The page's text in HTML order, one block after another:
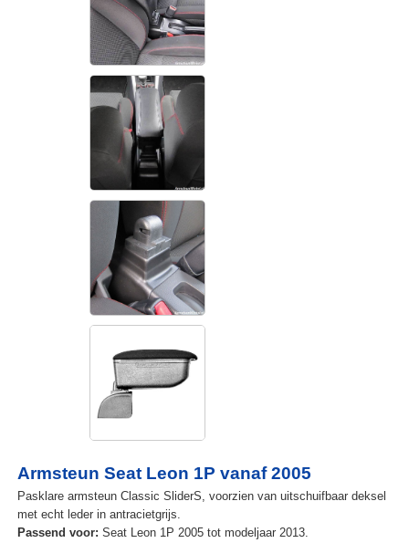
Armsteun Seat Leon 1P vanaf 2005
Pasklare armsteun Classic SliderS, voorzien van uitschuifbaar deksel
met echt leder in antracietgrijs.
Passend voor: Seat Leon 1P 2005 tot modeljaar 2013.